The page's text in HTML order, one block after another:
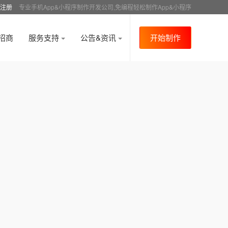
册 专业手机App&小程序制作开发公司,免编程轻松制作App&小程序
商 服务支持 公告&资讯 开始制作